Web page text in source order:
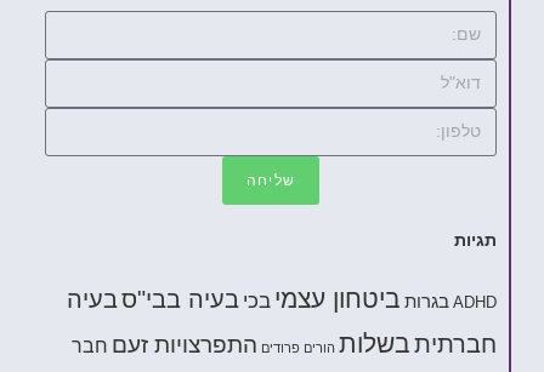
שליחה
תגיות
ADHD בגרות ביטחון עצמי בכי בעיה בבי"סבעיה
חברתיתבשלות הורים פרודים התפרצויות זעם חבר